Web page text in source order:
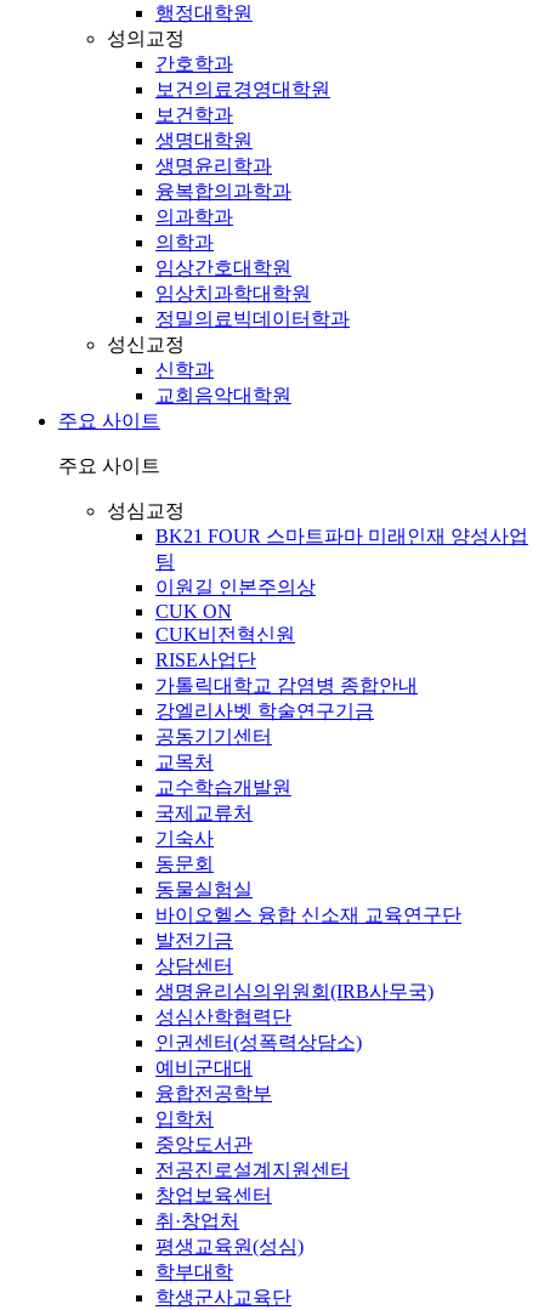
행정대학원
성의교정
간호학과
보건의료경영대학원
보건학과
생명대학원
생명윤리학과
융복합의과학과
의과학과
의학과
임상간호대학원
임상치과학대학원
정밀의료빅데이터학과
성신교정
신학과
교회음악대학원
주요 사이트
주요 사이트
성심교정
BK21 FOUR 스마트파마 미래인재 양성사업
팀
이원길 인본주의상
CUK ON
CUK비전혁신원
RISE사업단
가톨릭대학교 감염병 종합안내
강엘리사벳 학술연구기금
공동기기센터
교목처
교수학습개발원
국제교류처
기숙사
동문회
동물실험실
바이오헬스 융합 신소재 교육연구단
발전기금
상담센터
생명윤리심의위원회(IRB사무국)
성심산학협력단
인권센터(성폭력상담소)
예비군대대
융합전공학부
입학처
중앙도서관
전공진로설계지원센터
창업보육센터
취·창업처
평생교육원(성심)
학부대학
학생군사교육단